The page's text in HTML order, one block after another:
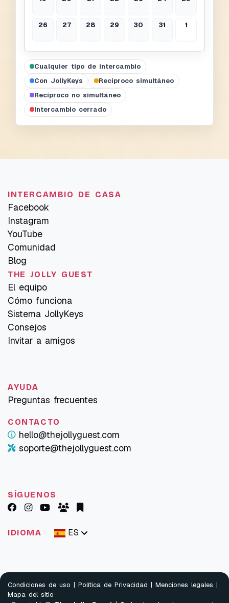
26 27 28 29 30 31 1
Cualquier tipo de intercambio
Con JollyKeys
Recíproco simultáneo
Recíproco no simultáneo
Intercambio cerrado
INTERCAMBIO DE CASA
Facebook
Instagram
YouTube
Comunidad
Blog
THE JOLLY GUEST
El equipo
Cómo funciona
Sistema JollyKeys
Consejos
Invitar a amigos
AYUDA
Preguntas frecuentes
CONTACTO
hello@thejollyguest.com
soporte@thejollyguest.com
SÍGUENOS
IDIOMA ES
Condiciones de uso | Política de Privacidad | Menciones legales |
Mapa del sitio